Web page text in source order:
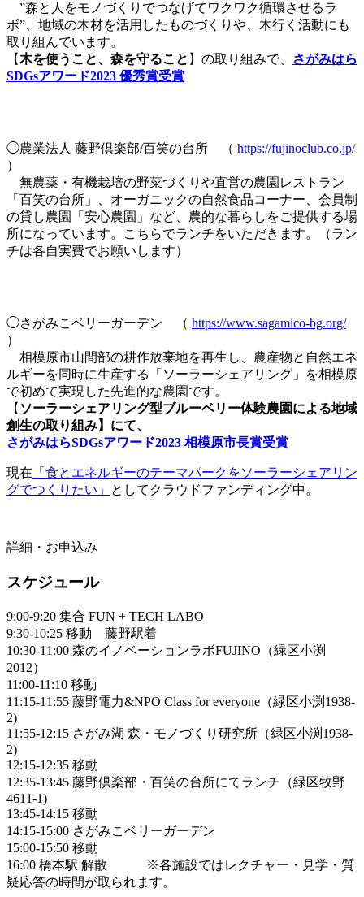
”森と人をモノづくりでつなげてワクワク循環させるラ
ボ”、地域の木材を活用したものづくりや、木行く活動にも
取り組んでいます。
【木を使うこと、森を守ること 】の取り組みで、
さがみはら
SDGsアワード2023 優秀賞受賞
◯農業法人 藤野倶楽部/百笑の台所 （ https://fujinoclub.co.jp/
）
無農薬・有機栽培の野菜づくりや直営の農園レストラン
「百笑の台所」、オーガニックの自然食品コーナー、会員制
の貸し農園「安心農園」など、農的な暮らしをご提供する場
所になっています。こちらでランチをいただきます。（ラン
チは各自実費でお願いします）
◯さがみこベリーガーデン （ https://www.sagamico-bg.org/
）
相模原市山間部の耕作放棄地を再生し、農産物と自然エネ
ルギーを同時に生産する「ソーラーシェアリング」を相模原
で初めて実現した先進的な農園です。
【 ソーラーシェアリング型ブルーベリー体験農園による地域
創生の取り組み】にて、
さがみはらSDGsアワード2023 相模原市長賞受賞
現在 「食とエネルギーのテーマパークをソーラーシェアリン
グでつくりたい」
としてクラウドファンディング中。
詳細・お申込み
スケジュール
9:00-9:20 集合 FUN + TECH LABO
9:30-10:25 移動 藤野駅着
10:30-11:00 森のイノベーションラボFUJINO（緑区小渕
2012）
11:00-11:10 移動
11:15-11:55 藤野電力&NPO Class for everyone（緑区小渕1938-
2)
11:55-12:15 さがみ湖 森・モノづくり研究所（緑区小渕1938-
2)
12:15-12:35 移動
12:35-13:45 藤野倶楽部・百笑の台所にてランチ（緑区牧野
4611-1)
13:45-14:15 移動
14:15-15:00 さがみこベリーガーデン
15:00-15:50 移動
16:00 橋本駅 解散 ※各施設ではレクチャー・見学・質
疑応答の時間が取られます。